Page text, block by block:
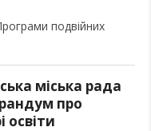
подвійних
міська рада
про
освіти